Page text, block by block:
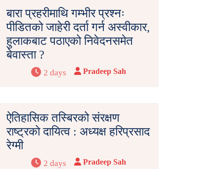
बारा प्रहरीमाथि गम्भीर प्रश्नः
पीडितको जाहेरी दर्ता गर्न अस्वीकार,
हुलाकबाट पठाएको निवेदनसमेत
बेवास्ता ?
2 days Pradeep Sah
ऐतिहासिक तस्बिरको संरक्षण
राष्ट्रको दायित्व : अध्यक्ष हरिप्रसाद
रेग्मी
2 days Pradeep Sah